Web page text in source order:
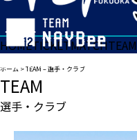
HOMETICKETMATCHTEAM
ホーム >TEAM – 選手・クラブ
TEAM
選手・クラブ